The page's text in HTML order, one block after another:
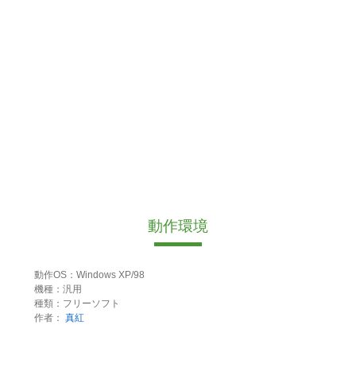
動作環境
動作OS：Windows XP/98
機種：汎用
種類：フリーソフト
作者： 真紅